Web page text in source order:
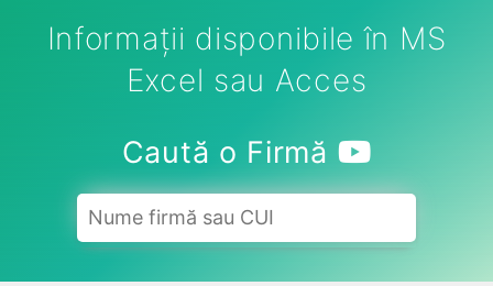
Informații disponibile în MS
Excel sau Acces
Caută o Firmă